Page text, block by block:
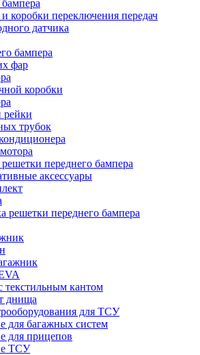
коробки переключения передач
датчика
бампера
фар
коробки
рейки
трубок
переднего бампера
аксессуары
решетки переднего бампера
текстильным кантом
днища
для ТСУ
для багажных систем
для прицепов
ТСУ